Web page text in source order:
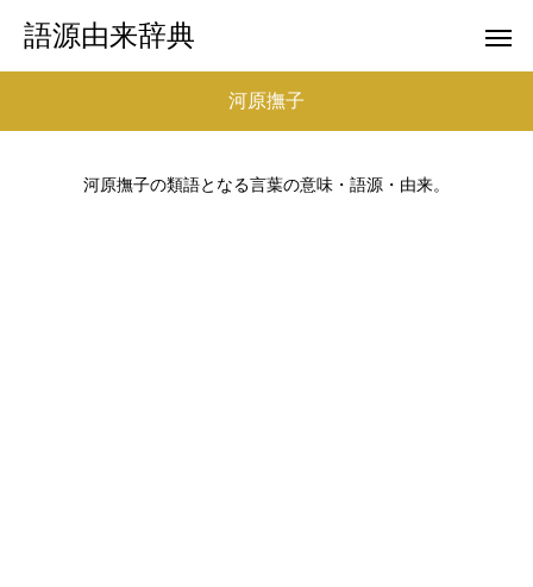
語源由来辞典
河原撫子
河原撫子の類語となる言葉の意味・語源・由来。